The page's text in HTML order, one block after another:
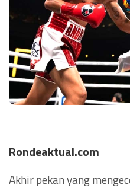
Rondeaktual.com
Akhir pekan yang